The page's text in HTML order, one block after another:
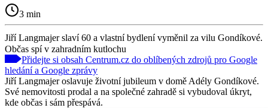
3 min
Jiří Langmajer slaví 60 a vlastní bydlení vyměnil za vilu Gondíkové.
Občas spí v zahradním kutlochu
Přidejte si obsah Centrum.cz do oblíbených zdrojů pro Google
hledání a Google zprávy
Jiří Langmajer oslavuje životní jubileum v domě Adély Gondíkové.
Své nemovitosti prodal a na společné zahradě si vybudoval úkryt,
kde občas i sám přespává.